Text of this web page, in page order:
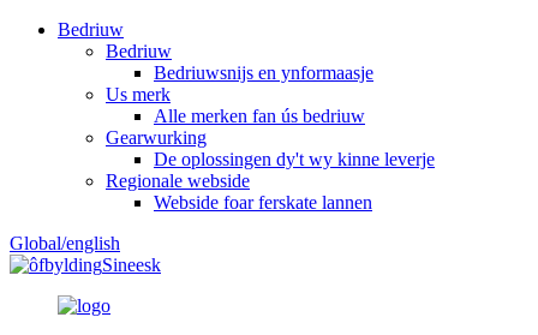
Bedriuw
Bedriuw
Bedriuwsnijs en ynformaasje
Us merk
Alle merken fan ús bedriuw
Gearwurking
De oplossingen dy't wy kinne leverje
Regionale webside
Webside foar ferskate lannen
Global/english
Sineesk